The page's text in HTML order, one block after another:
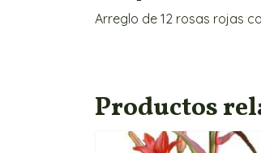
Arreglo de 12 rosas rojas
Productos